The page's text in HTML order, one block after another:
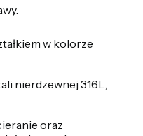
w kolorze
nierdzewnej 316L,
oraz